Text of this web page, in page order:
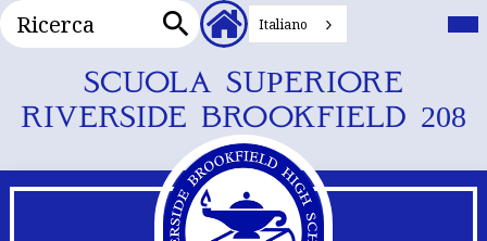
Vai
al
contenuto
principale
SCUOLA SUPERIORE
RIVERSIDE BROOKFIELD 208
Ricerca
Intestazione
Collegamenti
Italiano